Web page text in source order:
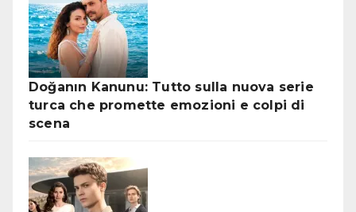
Doğanın Kanunu: Tutto sulla nuova serie
turca che promette emozioni e colpi di
scena